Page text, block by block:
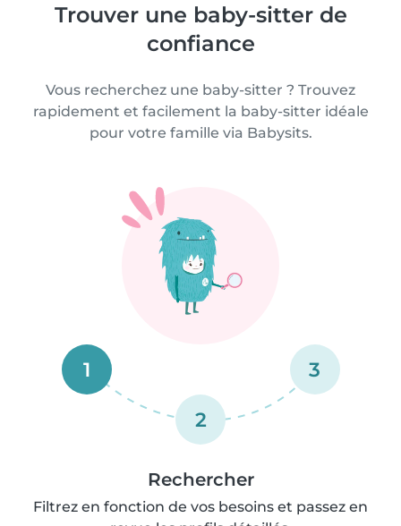
Trouver une baby-sitter de
confiance
Vous recherchez une baby-sitter ? Trouvez
rapidement et facilement la baby-sitter idéale
pour votre famille via Babysits.
1
2
3
Rechercher
Filtrez en fonction de vos besoins et passez en